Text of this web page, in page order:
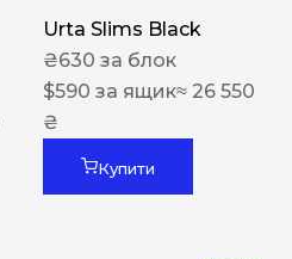
Urta Slims Black
₴630 за блок
$590 за ящик≈ 26 550
₴
Купити